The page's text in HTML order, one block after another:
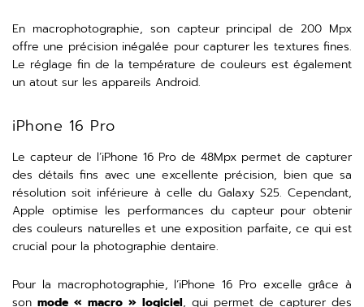
En macrophotographie, son capteur principal de 200 Mpx
offre une précision inégalée pour capturer les textures fines.
Le réglage fin de la température de couleurs est également
un atout sur les appareils Android.
iPhone 16 Pro
Le capteur de l’iPhone 16 Pro de 48Mpx permet de capturer
des détails fins avec une excellente précision, bien que sa
résolution soit inférieure à celle du Galaxy S25. Cependant,
Apple optimise les performances du capteur pour obtenir
des couleurs naturelles et une exposition parfaite, ce qui est
crucial pour la photographie dentaire.
Pour la macrophotographie, l’iPhone 16 Pro excelle grâce à
son mode « macro » logiciel, qui permet de capturer des